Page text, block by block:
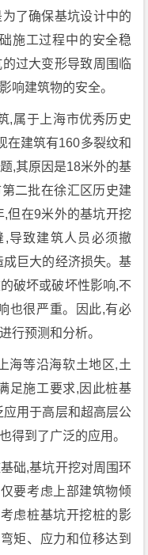
了确保基坑设计中的
施工过程中的安全稳
过大变形导致周围临
响建筑物的安全。
,属于上海市优秀历史
在建筑有160多裂纹和
,其原因是18米外的基
二批在徐汇区历史建
但在9米外的基坑开挖
导致建筑人员必须撤
巨大的经济损失。基
破坏或破坏性影响,不
也很严重。因此,有必
行预测和分析。
海等沿海软土地区,土
足施工要求,因此桩基
用于高层和超高层公
得到了广泛的应用。
础,基坑开挖对周围环
要考虑上部建筑物倾
虑桩基坑开挖桩的影
矩、应力和位移达到